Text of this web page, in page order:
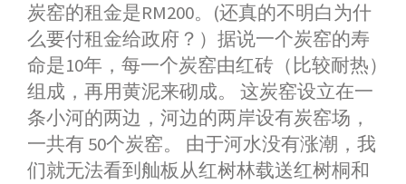
炭窑的租金是RM200。(还真的不明白为什
么要付租金给政府？）据说一个炭窑的寿
命是10年，每一个炭窑由红砖（比较耐热）
组成，再用黄泥来砌成。 这炭窑设立在一
条小河的两边，河边的两岸设有炭窑场，
一共有 50个炭窑。 由于河水没有涨潮，我
们就无法看到舢板从红树林载送红树桐和